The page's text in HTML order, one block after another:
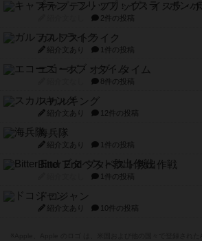
キャプテン・フリップ：イスラ・
2件の投稿
ガルフストライク
紹介文あり 1件の投稿
エコーズ・オブ・タイム
8件の投稿
スカルキング
紹介文あり 12件の投稿
海兵隊
紹介文あり 1件の投稿
Bitter End ブタペスト救出作戦
1件の投稿
ドコジャン
紹介文あり 10件の投稿